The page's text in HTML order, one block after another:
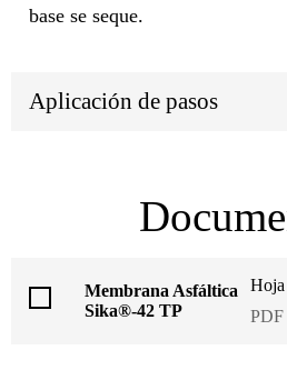
base se seque.
Aplicación de pasos
Membrana Asfáltica
Sika®-42 TP